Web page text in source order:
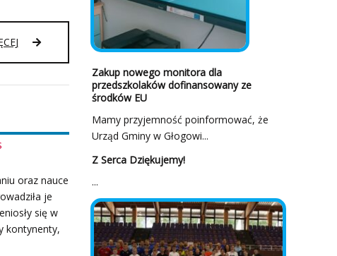
RZĄDOWY
AI
oraz nauce
je
się w
kontynenty,
Zakup nowego monitora dla
przedszkolaków dofinansowany ze
środków EU
Mamy przyjemność poinformować, że
Urząd Gminy w Głogowi...
Z Serca Dziękujemy!
...